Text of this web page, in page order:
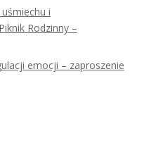
i
Rodzinny –
emocji – zaproszenie